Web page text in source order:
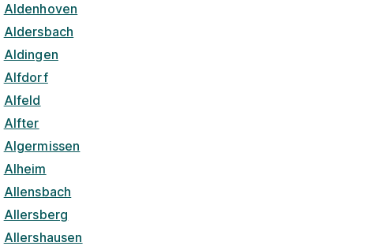
Aldenhoven
Aldersbach
Aldingen
Alfdorf
Alfeld
Alfter
Algermissen
Alheim
Allensbach
Allersberg
Allershausen